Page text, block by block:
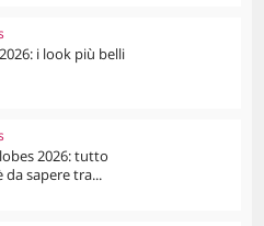
i look più belli
2026: tutto
da sapere tra...